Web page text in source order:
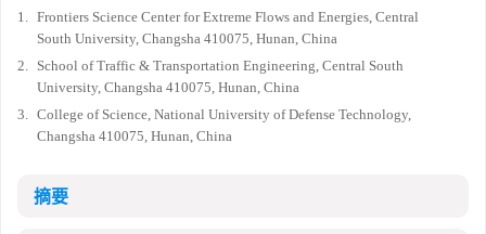
1. Frontiers Science Center for Extreme Flows and Energies, Central
South University, Changsha 410075, Hunan, China
2. School of Traffic & Transportation Engineering, Central South
University, Changsha 410075, Hunan, China
3. College of Science, National University of Defense Technology,
Changsha 410075, Hunan, China
摘要